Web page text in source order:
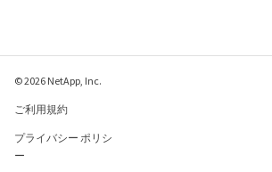
© 2026 NetApp, Inc.
ご利用規約
プライバシー ポリシ
ー